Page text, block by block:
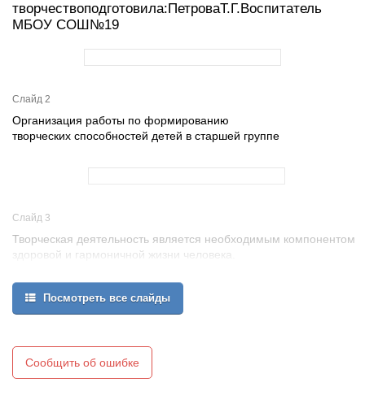
творчествоподготовила:ПетроваТ.Г.Воспитатель
МБОУ СОШ№19
Слайд 2
Организация работы по формированию
творческих способностей детей в старшей группе
Слайд 3
Творческая деятельность является необходимым компонентом
здоровой и гармоничной жизни человека.
Посмотреть все слайды
Сообщить об ошибке